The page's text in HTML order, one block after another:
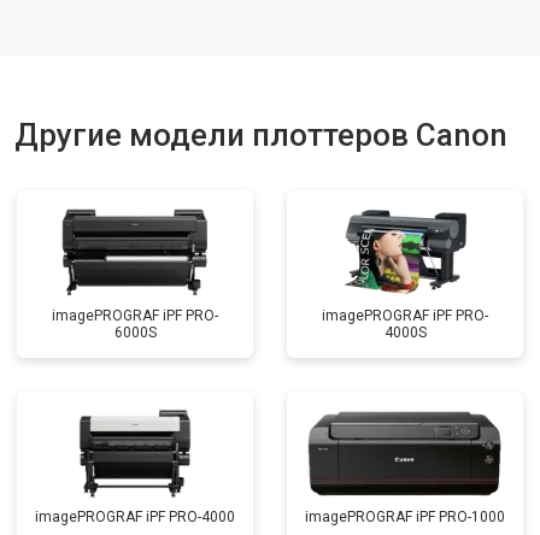
Другие модели плоттеров Canon
imagePROGRAF iPF PRO-
6000S
imagePROGRAF iPF PRO-
4000S
imagePROGRAF iPF PRO-4000 imagePROGRAF iPF PRO-1000